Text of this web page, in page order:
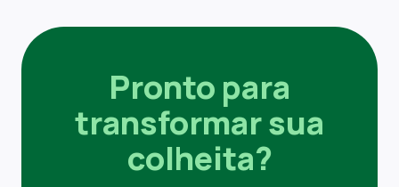
Pronto para
transformar sua
colheita?